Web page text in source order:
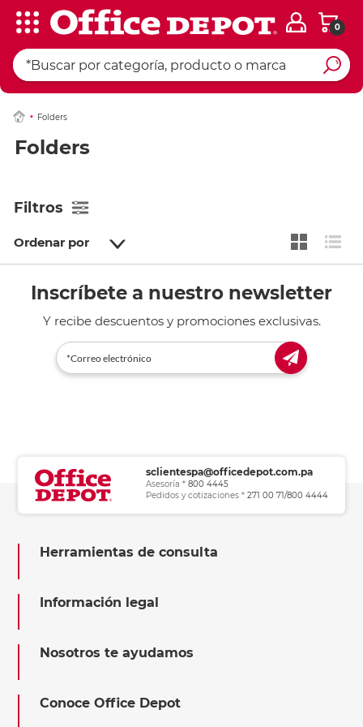
0
Folders
Folders
Filtros
Ordenar por
Inscríbete a nuestro newsletter
Y recibe descuentos y promociones exclusivas.
sclientespa@officedepot.com.pa
Asesoría * 800 4445
Pedidos y cotizaciones * 271 00 71/800 4444
Herramientas de consulta
Información legal
Nosotros te ayudamos
Conoce Office Depot